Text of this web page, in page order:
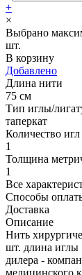
+
×
Выбрано
шт.
В корзину
Добавлено
Длина нити
75 см
Тип иглы/
таперкат
Количество игл
1
Толщина
1
Все
Способы
Доставка
Описание
Нить
шт. длина иглы
дилера -
медицинского